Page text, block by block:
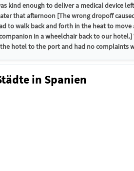
kind enough to deliver a medical device
that afternoon [The wrong dropoff
to walk back and forth in the heat to move
in a wheelchair back to our hotel.]
hotel to the port and had no complaints
in Spanien